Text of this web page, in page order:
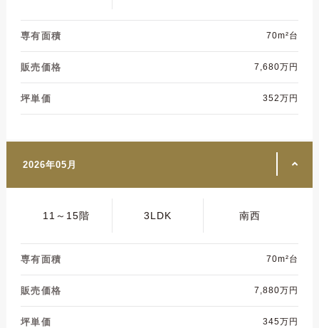
専有面積 70m²台
販売価格 7,680万円
坪単価 352万円
2026年05月
11～15階 3LDK 南西
専有面積 70m²台
販売価格 7,880万円
坪単価 345万円